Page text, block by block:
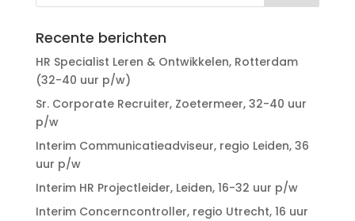
Recente berichten
HR Specialist Leren & Ontwikkelen, Rotterdam
(32-40 uur p/w)
Sr. Corporate Recruiter, Zoetermeer, 32-40 uur
p/w
Interim Communicatieadviseur, regio Leiden, 36
uur p/w
Interim HR Projectleider, Leiden, 16-32 uur p/w
Interim Concerncontroller, regio Utrecht, 16 uur